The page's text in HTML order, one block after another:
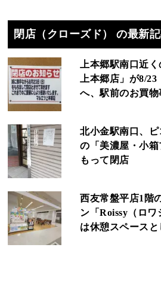
閉店（クローズド） の最新
上本郷駅南口近
上本郷店」が8/
へ、駅前のお買
北小金駅南口、
の「美濃屋・小
もって閉店
西友常盤平店1階
ン「Roissy（ロ
は休憩スペース